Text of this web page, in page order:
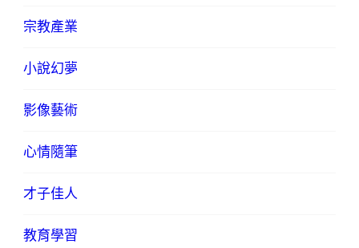
宗教產業
小說幻夢
影像藝術
心情隨筆
才子佳人
教育學習